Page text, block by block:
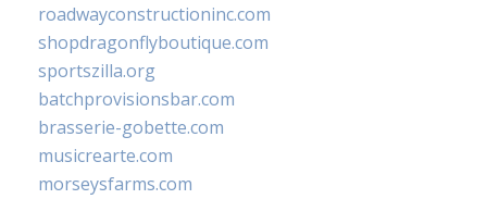
roadwayconstructioninc.com
shopdragonflyboutique.com
sportszilla.org
batchprovisionsbar.com
brasserie-gobette.com
musicrearte.com
morseysfarms.com